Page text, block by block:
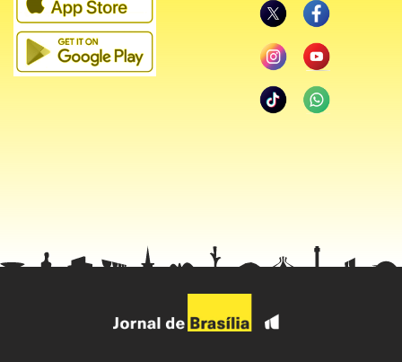
pela Telecom Italia não são conhecidos, embora tenha
salientado que a separação da rede fixa "é semelhante ao
que pretendíamos fazer quando anunciamos o nosso
do Brasil mais competitiva diante do forte ambiente de
economias significativas na aquisição de equipamentos e
ampliação da cobertura para o plano nacional.